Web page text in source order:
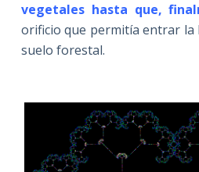
vegetales hasta que,
orificio que permitía entrar la
suelo forestal.